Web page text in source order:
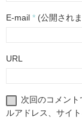
E-mail * (公開され
URL
次回のコメン
ルアドレス、サイト